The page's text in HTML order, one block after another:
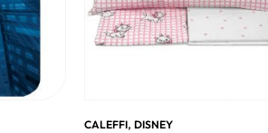
CALEFFI, DISNEY